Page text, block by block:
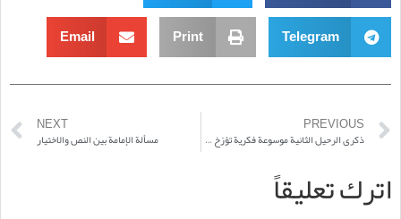
Telegram
Print
Email
PREVIOUS
ذكرى الرحيل الثانية موسوعة فكرية تؤرّخ لإرث المرجع فضل الله
NEXT
مسألة الإمامة بين النص والاختيار
اترك تعليقاً